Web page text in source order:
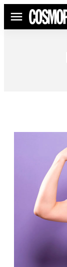
Menú